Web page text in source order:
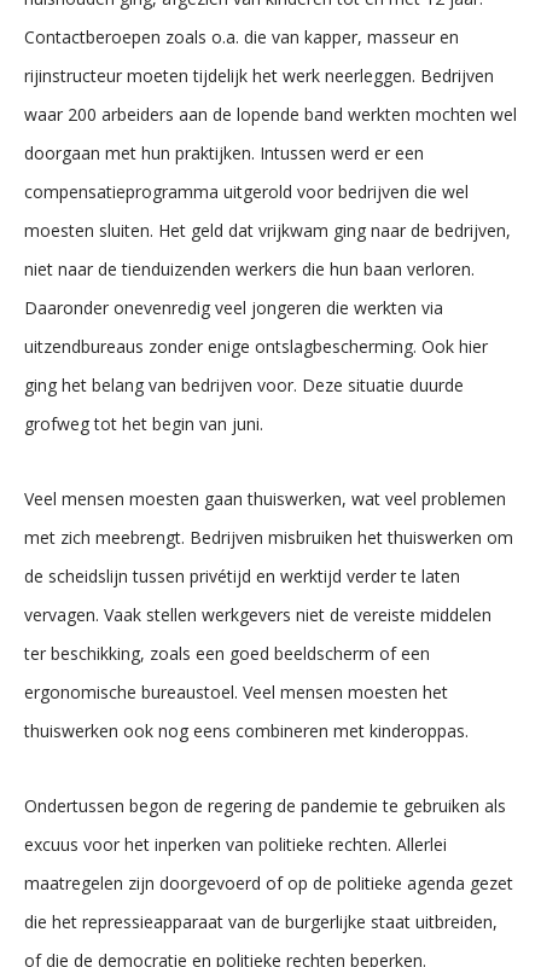
Contactberoepen zoals o.a. die van kapper, masseur en
rijinstructeur moeten tijdelijk het werk neerleggen. Bedrijven
waar 200 arbeiders aan de lopende band werkten mochten wel
doorgaan met hun praktijken. Intussen werd er een
compensatieprogramma uitgerold voor bedrijven die wel
moesten sluiten. Het geld dat vrijkwam ging naar de bedrijven,
niet naar de tienduizenden werkers die hun baan verloren.
Daaronder onevenredig veel jongeren die werkten via
uitzendbureaus zonder enige ontslagbescherming. Ook hier
ging het belang van bedrijven voor. Deze situatie duurde
grofweg tot het begin van juni.
Veel mensen moesten gaan thuiswerken, wat veel problemen
met zich meebrengt. Bedrijven misbruiken het thuiswerken om
de scheidslijn tussen privétijd en werktijd verder te laten
vervagen. Vaak stellen werkgevers niet de vereiste middelen
ter beschikking, zoals een goed beeldscherm of een
ergonomische bureaustoel. Veel mensen moesten het
thuiswerken ook nog eens combineren met kinderoppas.
Ondertussen begon de regering de pandemie te gebruiken als
excuus voor het inperken van politieke rechten. Allerlei
maatregelen zijn doorgevoerd of op de politieke agenda gezet
die het repressieapparaat van de burgerlijke staat uitbreiden,
of die de democratie en politieke rechten beperken.